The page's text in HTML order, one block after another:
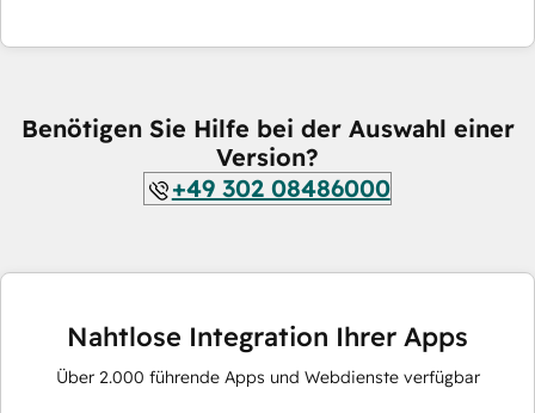
Benötigen Sie Hilfe bei der Auswahl einer
Version?
+49 302 08486000
Nahtlose Integration Ihrer Apps
Über 2.000 führende Apps und Webdienste verfügbar